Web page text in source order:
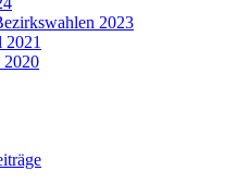
2023
2021